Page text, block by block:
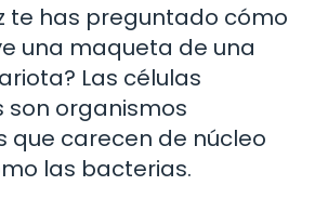
te has preguntado cómo
una maqueta de una
Las células
son organismos
que carecen de núcleo
las bacterias.